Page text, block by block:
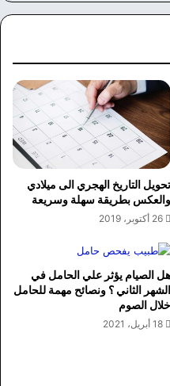
وك
تحويل التاريخ الهجري الى ميلادي
والعكس بطريقة سهلة وسريعة
26 أكتوبر، 2019
هل الصيام يؤثر علي الحامل في
الشهر الثاني ؟ ونصائح مهمة للحامل
خلال الصوم
18 أبريل، 2021